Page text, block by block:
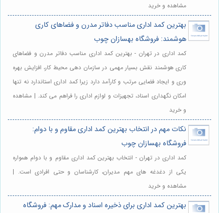
مشاهده و خرید
بهترین کمد اداری مناسب دفاتر مدرن و فضاهای کاری
هوشمند: فروشگاه بهسازان چوب
کمد اداری در تهران - بهترین کمد اداری مناسب دفاتر مدرن و فضاهای
کاری هوشمند نقش بسیار مهمی در سازمان دهی محیط کار، افزایش بهره
وری و ایجاد فضایی مرتب و کارآمد دارد زیرا کمد اداری استاندارد نه تنها
امکان نگهداری اسناد، تجهیزات و لوازم اداری را فراهم می کند. | مشاهده
و خرید
نکات مهم در انتخاب بهترین کمد اداری مقاوم و با دوام:
فروشگاه بهسازان چوب
کمد اداری در تهران - انتخاب بهترین کمد اداری مقاوم و با دوام همواره
یکی از دغدغه های مهم مدیران، کارشناسان و حتی افرادی است. |
مشاهده و خرید
بهترین کمد اداری برای ذخیره اسناد و مدارک مهم: فروشگاه